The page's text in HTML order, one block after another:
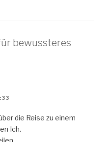
bewussteres
die Reise zu einem
Ich.